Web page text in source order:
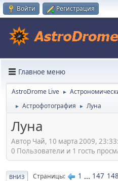
Войти Регистрация
Главное меню
AstroDrome Live ►
► Астрофотография ► Луна
Луна
Автор Чай, 10 марта 2009,
0 Пользователи и 1 гость
ВНИЗ Страницы 1 ... 147 148